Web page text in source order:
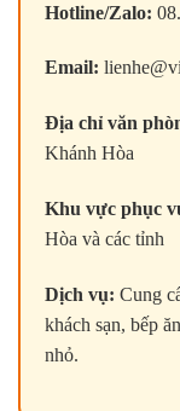
Hotline/Zalo:
Email:
Địa chỉ văn
Khánh Hòa
Khu vực phục
Hòa và các tỉnh
Dịch vụ: Cung
khách sạn, bếp
nhỏ.